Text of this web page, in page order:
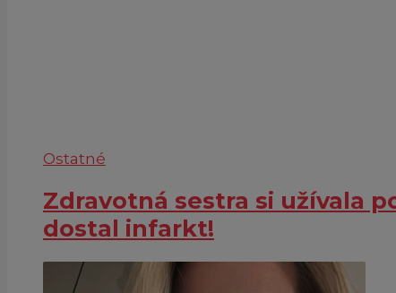
Ostatné
Zdravotná sestra si užívala
dostal infarkt!